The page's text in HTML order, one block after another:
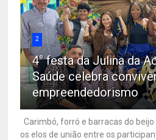
2
4° festa da Julina da
Saúde celebra
empreendedorismo
Carimbó, forró e barracas do
os elos de união entre os